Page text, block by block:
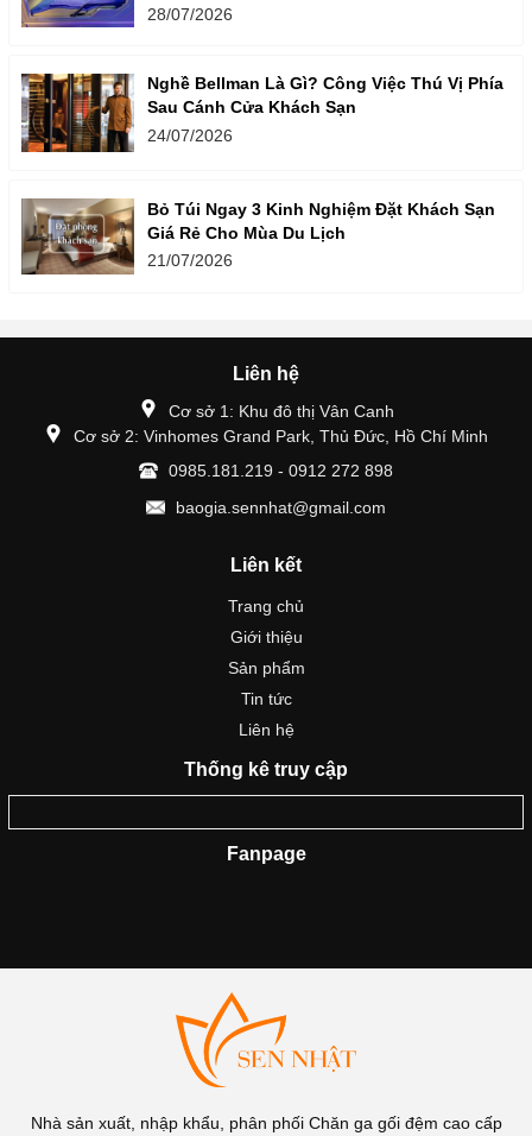
28/07/2026
Nghề Bellman Là Gì? Công Việc Thú Vị Phía
Sau Cánh Cửa Khách Sạn
24/07/2026
Bỏ Túi Ngay 3 Kinh Nghiệm Đặt Khách Sạn
Giá Rẻ Cho Mùa Du Lịch
21/07/2026
Liên hệ
Cơ sở 1: Khu đô thị Vân Canh
Cơ sở 2: Vinhomes Grand Park, Thủ Đức, Hồ Chí Minh
0985.181.219 - 0912 272 898
baogia.sennhat@gmail.com
Liên kết
Trang chủ
Giới thiệu
Sản phẩm
Tin tức
Liên hệ
Thống kê truy cập
Fanpage
Nhà sản xuất, nhập khẩu, phân phối Chăn ga gối đệm cao cấp